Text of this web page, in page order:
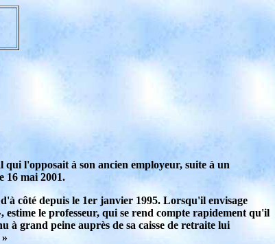
l'opposait à son ancien employeur, suite à un
16 mai 2001.
côté depuis le 1er janvier 1995. Lorsqu'il envisage
le professeur, qui se rend compte rapidement qu'il
à grand peine auprès de sa caisse de retraite lui